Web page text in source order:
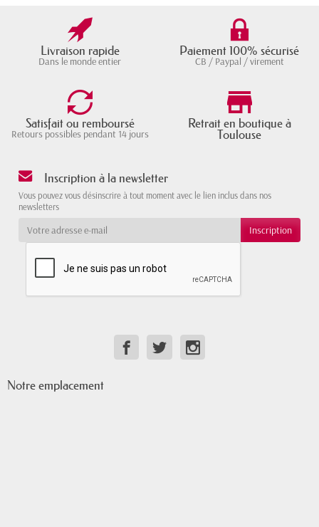
Livraison rapide
Dans le monde entier
Paiement 100% sécurisé
CB / Paypal / virement
Satisfait ou remboursé
Retours possibles pendant 14 jours
Retrait en boutique à
Toulouse
Inscription à la newsletter
Vous pouvez vous désinscrire à tout moment avec le lien inclus dans nos
newsletters
Notre emplacement